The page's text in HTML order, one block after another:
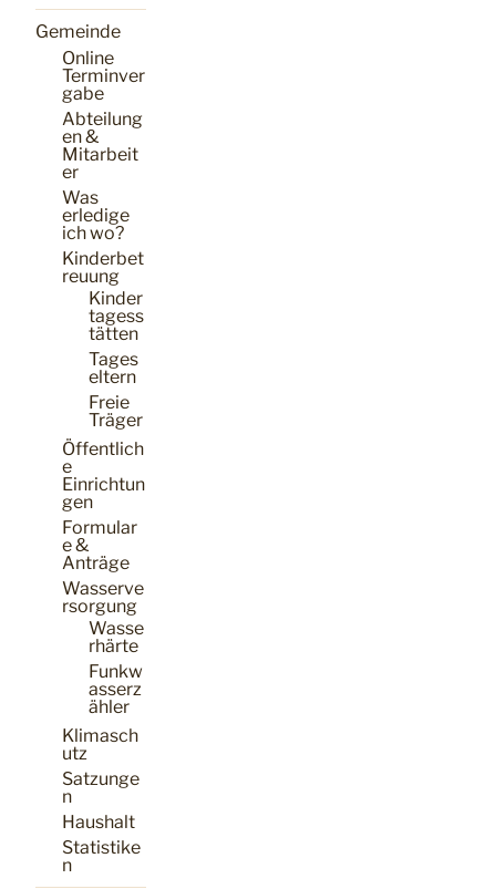
Gemeinde
Online
Terminver
gabe
Abteilung
en &
Mitarbeit
er
Was
erledige
ich wo?
Kinderbet
reuung
Kinder
tagess
tätten
Tages
eltern
Freie
Träger
Öffentlich
e
Einrichtun
gen
Formular
e &
Anträge
Wasserve
rsorgung
Wasse
rhärte
Funkw
asserz
ähler
Klimasch
utz
Satzunge
n
Haushalt
Statistike
n